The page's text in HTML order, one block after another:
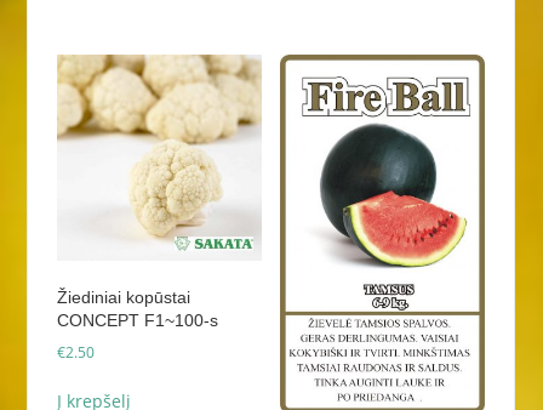
Žiediniai kopūstai
CONCEPT F1~100-s
€2.50
Į krepšelį